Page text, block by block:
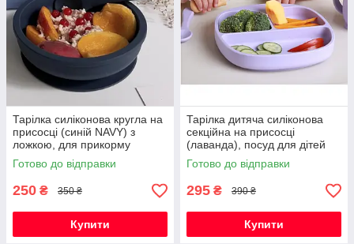
Тарілка силіконова кругла на
присосці (синій NAVY) з
ложкою, для прикорму
Готово до відправки
250 ₴ 350 ₴
Купити
Тарілка дитяча силіконова
секційна на присосці
(лаванда), посуд для дітей
силіконовий
Готово до відправки
295 ₴ 390 ₴
Купити